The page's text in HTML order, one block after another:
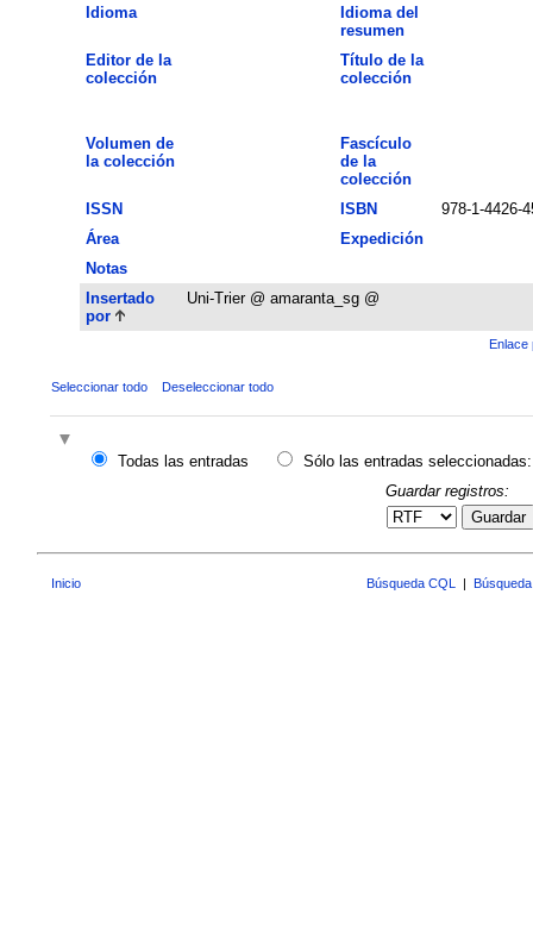
Idioma
Idioma del
resumen
Editor de la
colección
Título de la
colección
Volumen de
la colección
Fascículo
de la
colección
ISSN
ISBN
978-1-4426-
Área
Expedición
Notas
Insertado
por
Uni-Trier @ amaranta_sg @
Enlace
Seleccionar todo Deseleccionar todo
Todas las entradas
Sólo las entradas seleccionadas:
Guardar registros:
Guardar
Inicio Búsqueda CQL